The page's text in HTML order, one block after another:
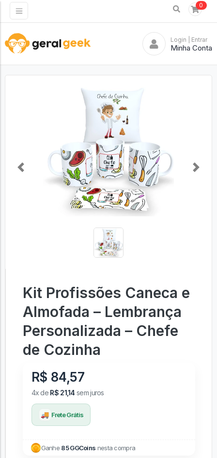
0
Login | Entrar
Minha Conta
Previous Next
Kit Profissões Caneca e
Almofada – Lembrança
Personalizada – Chefe
de Cozinha
R$ 84,57
4x de R$ 21,14 sem juros
🚚 Frete Grátis
Ganhe 85 GGCoins nesta compra